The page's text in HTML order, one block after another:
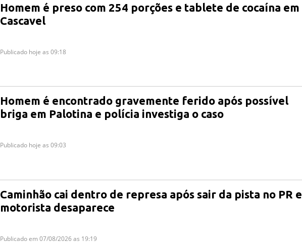
Homem é preso com 254 porções e tablete de cocaína em
Cascavel
Publicado hoje as 09:18
Homem é encontrado gravemente ferido após possível
briga em Palotina e polícia investiga o caso
Publicado hoje as 09:03
Caminhão cai dentro de represa após sair da pista no PR e
motorista desaparece
Publicado em 07/08/2026 as 19:19